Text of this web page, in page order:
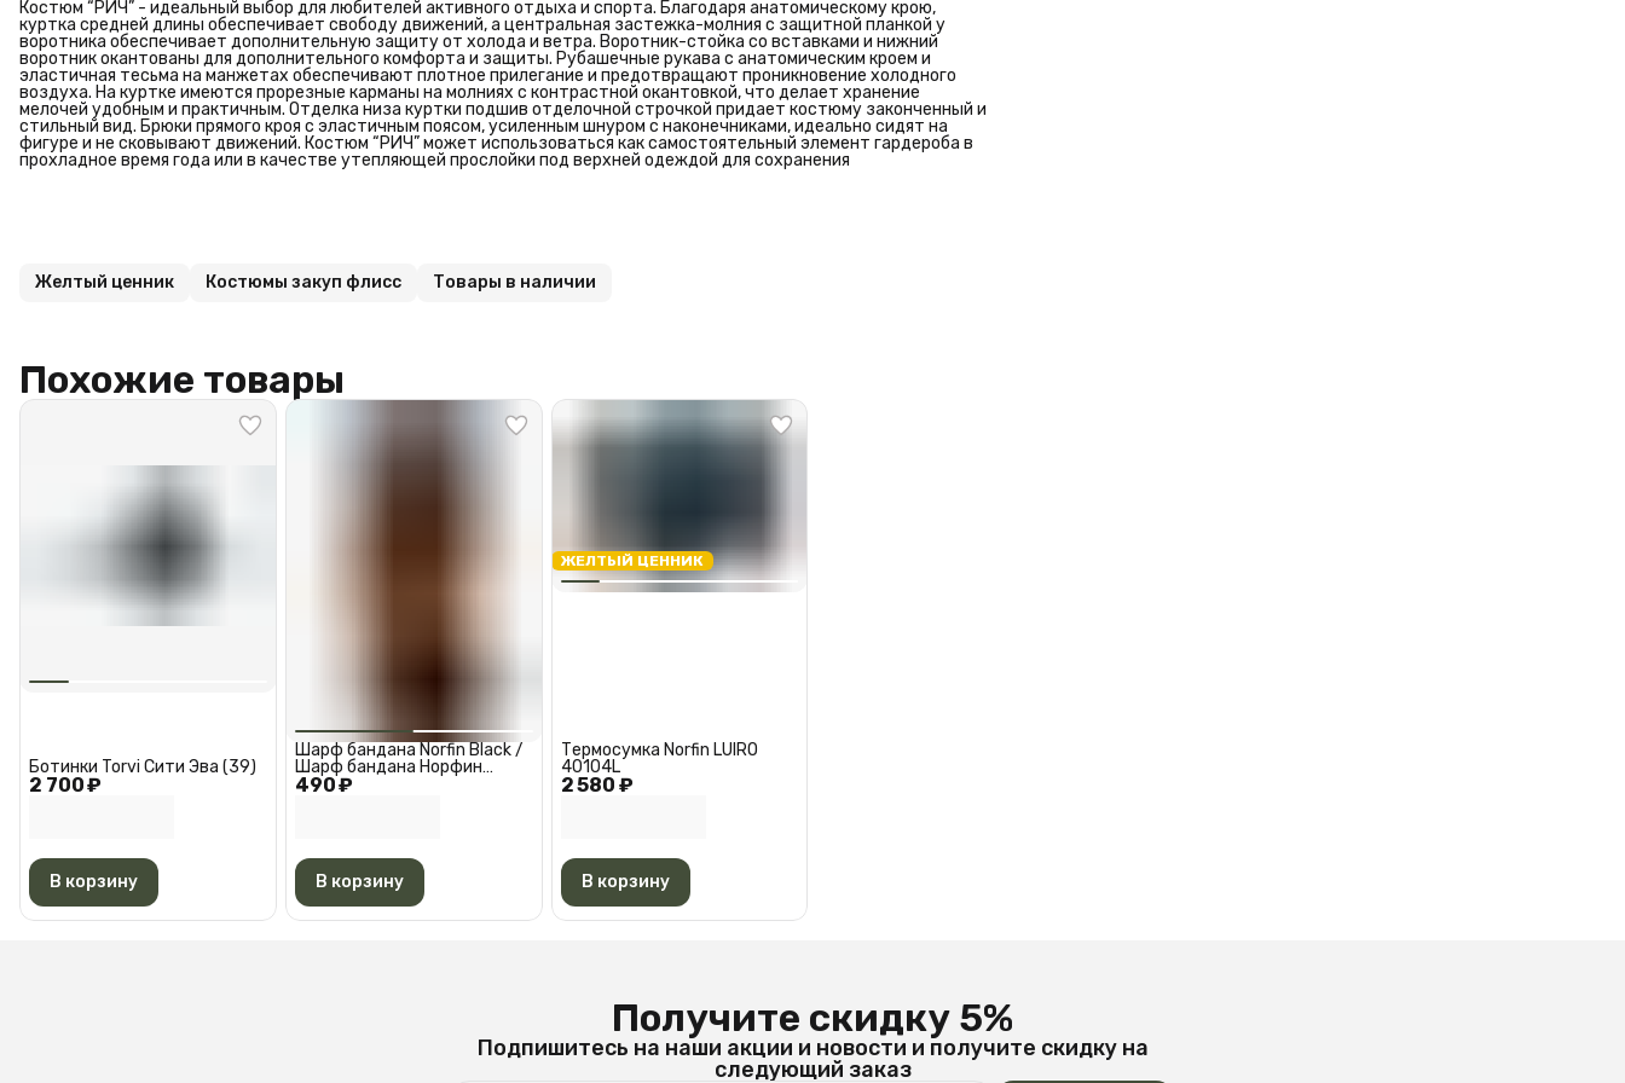
под верхней одеждой для сохранения
Костюм “РИЧ” - идеальный выбор для любителей активного отдыха и спорта. Благодаря анатомическому крою,
куртка средней длины обеспечивает свободу движений, а центральная застежка-молния с защитной планкой у
воротника обеспечивает дополнительную защиту от холода и ветра. Воротник-стойка со вставками и нижний
воротник окантованы для дополнительного комфорта и защиты. Рубашечные рукава с анатомическим кроем и
эластичная тесьма на манжетах обеспечивают плотное прилегание и предотвращают проникновение холодного
воздуха. На куртке имеются прорезные карманы на молниях с контрастной окантовкой, что делает хранение
мелочей удобным и практичным. Отделка низа куртки подшив отделочной строчкой придает костюму законченный и
стильный вид. Брюки прямого кроя с эластичным поясом, усиленным шнуром с наконечниками, идеально сидят на
фигуре и не сковывают движений. Костюм “РИЧ” может использоваться как самостоятельный элемент гардероба в
прохладное время года или в качестве утепляющей прослойки под верхней одеждой для сохранения
Желтый ценник Костюмы закуп флисс Товары в наличии
Похожие товары
2 700 ₽
Ботинки Torvi Сити Эва (39)
В корзину
490 ₽
Шарф бандана Norfin Black /
Шарф бандана Норфин
Черная АМ 6527
В корзину
ЖЕЛТЫЙ ЦЕННИК
2 580 ₽
Термосумка Norfin LUIRO
40104L
В корзину
Получите скидку 5%
Подпишитесь на наши акции и новости и получите скидку на
следующий заказ